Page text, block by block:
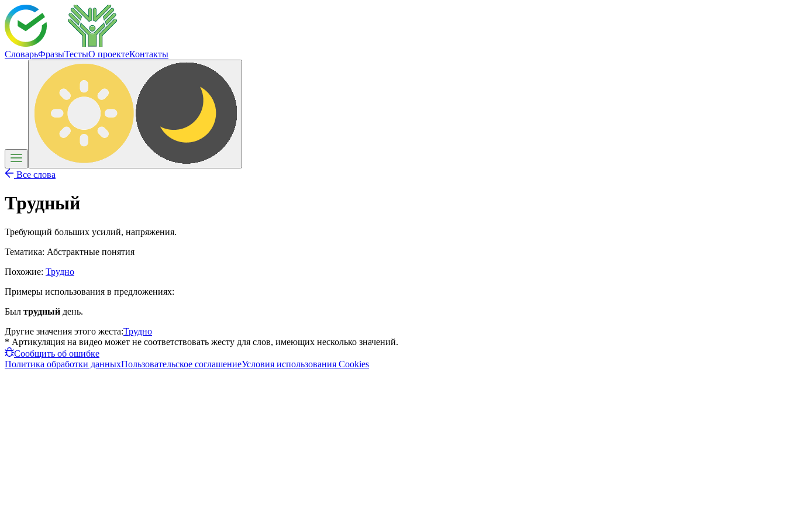
СловарьФразыТестыО проектеКонтакты
Все слова
Трудный
Требующий больших усилий, напряжения.
Тематика: Абстрактные понятия
Похожие: Трудно
Примеры использования в предложениях:
Был трудный день.
Другие значения этого жеста:Трудно
* Артикуляция на видео может не соответствовать жесту для слов, имеющих несколько значений.
Сообщить об ошибке
Политика обработки данныхПользовательское соглашениеУсловия использования Cookies